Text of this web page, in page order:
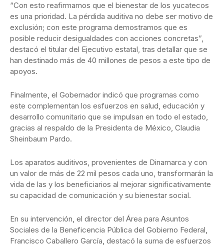
“Con esto reafirmamos que el bienestar de los yucatecos
es una prioridad. La pérdida auditiva no debe ser motivo de
exclusión; con este programa demostramos que es
posible reducir desigualdades con acciones concretas”,
destacó el titular del Ejecutivo estatal, tras detallar que se
han destinado más de 40 millones de pesos a este tipo de
apoyos.
Finalmente, el Gobernador indicó que programas como
este complementan los esfuerzos en salud, educación y
desarrollo comunitario que se impulsan en todo el estado,
gracias al respaldo de la Presidenta de México, Claudia
Sheinbaum Pardo.
Los aparatos auditivos, provenientes de Dinamarca y con
un valor de más de 22 mil pesos cada uno, transformarán la
vida de las y los beneficiarios al mejorar significativamente
su capacidad de comunicación y su bienestar social.
En su intervención, el director del Área para Asuntos
Sociales de la Beneficencia Pública del Gobierno Federal,
Francisco Caballero García, destacó la suma de esfuerzos